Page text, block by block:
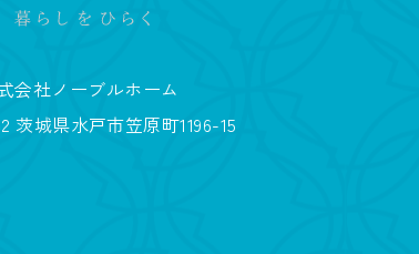
会社ノーブルホーム
茨城県水戸市笠原町1196-15